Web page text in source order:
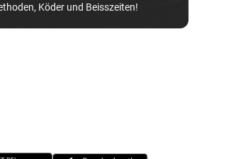
Köder und Beisszeiten!